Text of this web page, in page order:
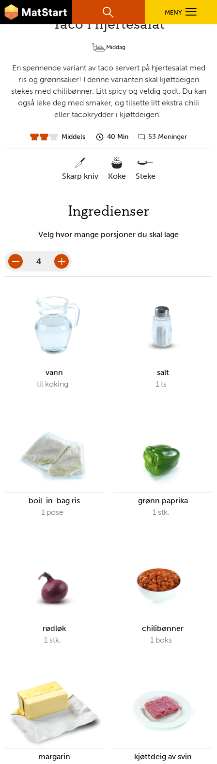
Hopp til hovedinnhold
hovednavigasjonsmobilversjon
Søk MENY
FILM
Taco i hjertesalat
Middag
En spennende variant av taco servert på hjertesalat med
ris og grønnsaker! I denne varianten skal kjøttdeigen
stekes med chilibønner. Litt spicy og veldig godt. Du kan
også leke deg med smaker, og tilsette litt ekstra chili
eller tacokrydder i kjøttdeigen.
vanskelighet
Middels
forberedelsestid
40 Min
Gå
kommentarer
53 Meninger
skarp kniv koke steke
Ingredienser
Velg hvor mange porsjoner du skal lage
porsjoner
vann
til koking
salt
1 ts
boil-in-bag ris
1 pose
grønn paprika
1 stk.
rødløk
1 stk.
chilibønner
1 boks
margarin
kjøttdeig av svin